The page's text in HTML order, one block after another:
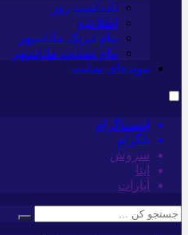
یادداشت روز
اطلاعیه
پیام تبریک ماناسپهر
پیام تسلیت ماناسپهر
پیوندهای سایت
اینستاگرام
تلگرام
سروش
ایتا
آپارات